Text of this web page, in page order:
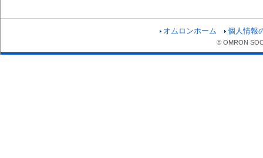
オムロンホーム 個人情報
© OMRON